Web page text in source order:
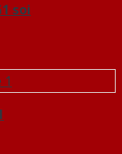
soi